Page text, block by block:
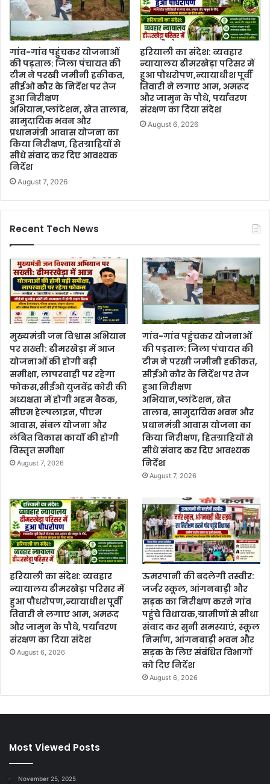
गांव-गांव पहुंचकर योजनाओं
की पड़ताल: जिला पंचायत की
टीम ने परखी जमीनी हकीकत,
सीईओ कौर के निर्देश पर तेज
हुआ निरीक्षण
अभियान,प्लांटेशन, खेत तालाब,
सामुदायिक भवन और
प्रधानमंत्री आवास योजना का
किया निरीक्षण, हितग्राहियों से
सीधे संवाद कर दिए आवश्यक
निर्देश
August 7, 2026
हरियाली का संदेश: व्यवहार
न्यायालय ढीमरखेड़ा परिसर में
हुआ पौधरोपण,न्यायाधीश पूर्वी
तिवारी ने लगाए आम, अमरूद
और जामुन के पौधे, पर्यावरण
संरक्षण का दिया संदेश
August 6, 2026
Recent Tech News
मुख्यमंत्री जन विश्वास अभियान
पर सख्ती: ढीमरखेड़ा में आज
योजनाओं की होगी बड़ी
समीक्षा, लापरवाही पर रहेगा
फोकस,सीईओ युजवेंद्र कोरी की
अध्यक्षता में होगी अहम बैठक,
सीएम हेल्पलाइन, पीएम
आवास, संबल योजना और
लंबित विकास कार्यों की होगी
विस्तृत समीक्षा
August 7, 2026
गांव-गांव पहुंचकर योजनाओं
की पड़ताल: जिला पंचायत की
टीम ने परखी जमीनी हकीकत,
सीईओ कौर के निर्देश पर तेज
हुआ निरीक्षण
अभियान,प्लांटेशन, खेत
तालाब, सामुदायिक भवन और
प्रधानमंत्री आवास योजना का
किया निरीक्षण, हितग्राहियों से
सीधे संवाद कर दिए आवश्यक
निर्देश
August 7, 2026
हरियाली का संदेश: व्यवहार
न्यायालय ढीमरखेड़ा परिसर में
हुआ पौधरोपण,न्यायाधीश पूर्वी
तिवारी ने लगाए आम, अमरूद
और जामुन के पौधे, पर्यावरण
संरक्षण का दिया संदेश
August 6, 2026
ऊमरपानी की बदलेगी तस्वीर:
जर्जर स्कूल, आंगनबाड़ी और
सड़क का निरीक्षण करने गांव
पहुंचे विधायक,ग्रामीणों से सीधा
संवाद कर सुनी समस्याएं, स्कूल
निर्माण, आंगनबाड़ी भवन और
सड़क के लिए संबंधित विभागों
को दिए निर्देश
August 6, 2026
Most Viewed Posts
November 25, 2025